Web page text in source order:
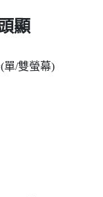
顯
單/雙螢幕)